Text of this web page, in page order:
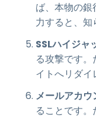
ば、本物の
力すると、知
SSLハイジャ
る攻撃です
イトへリダイ
メールアカウ
ることです